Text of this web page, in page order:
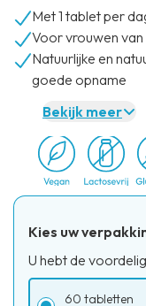
Met 1 tablet per
Voor vrouwen
Natuurlijke en
goede opname
Bekijk meer
Kies uw
U hebt de
60 tabletten